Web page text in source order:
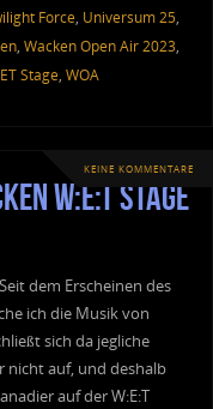
Force, Universum 25,
, Wacken Open Air 2023,
Stage, WOA
KEINE KOMMENTARE
W:E:T Stage
Seit dem Erscheinen des
ich die Musik von
sich da jegliche
nicht auf, und deshalb
auf der W:E:T